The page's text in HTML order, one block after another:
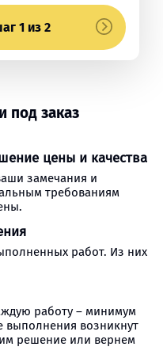
1 из 2
под заказ
цены и качества
замечания и
требованиям
работ. Из них
работу – минимум
выполнения возникнут
решение или вернем